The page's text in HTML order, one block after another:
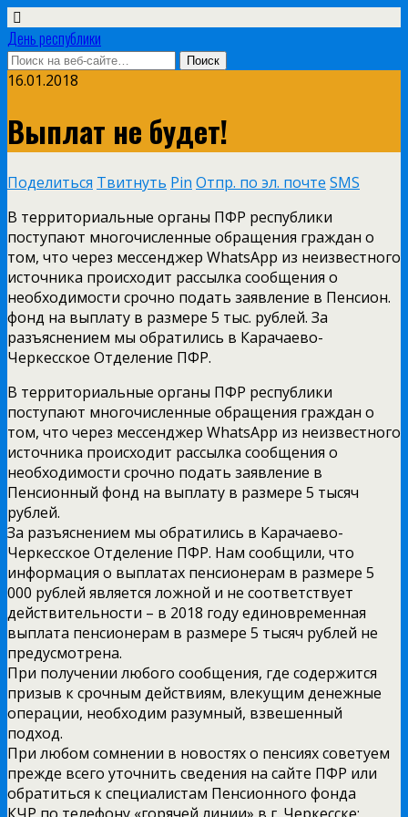
День республики
16.01.2018
Выплат не будет!
Поделиться Твитнуть Pin Отпр. по эл. почте SMS
В территориальные органы ПФР республики
поступают многочисленные обращения граждан о
том, что через мессенджер WhatsApp из неизвестного
источника происходит рассылка сообщения о
необходимости срочно подать заявление в Пенсион.
фонд на выплату в размере 5 тыс. рублей. За
разъяснением мы обратились в Карачаево-
Черкесское Отделение ПФР.
В территориальные органы ПФР республики
поступают многочисленные обращения граждан о
том, что через мессенджер WhatsApp из неизвестного
источника происходит рассылка сообщения о
необходимости срочно подать заявление в
Пенсионный фонд на выплату в размере 5 тысяч
рублей.
За разъяснением мы обратились в Карачаево-
Черкесское Отделение ПФР. Нам сообщили, что
информация о выплатах пенсионерам в размере 5
000 рублей является ложной и не соответствует
действительности – в 2018 году единовременная
выплата пенсионерам в размере 5 тысяч рублей не
предусмотрена.
При получении любого сообщения, где содержится
призыв к срочным действиям, влекущим денежные
операции, необходим разумный, взвешенный
подход.
При любом сомнении в новостях о пенсиях советуем
прежде всего уточнить сведения на сайте ПФР или
обратиться к специалистам Пенсионного фонда